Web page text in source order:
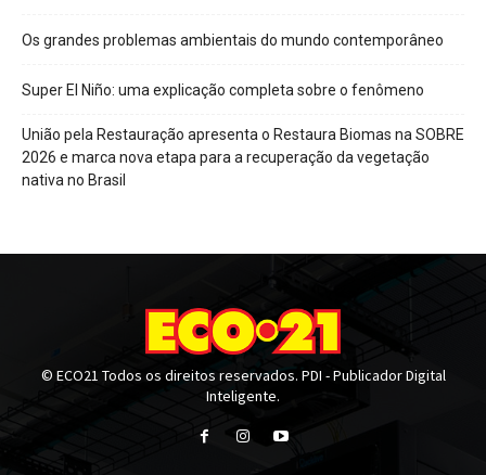
Os grandes problemas ambientais do mundo contemporâneo
Super El Niño: uma explicação completa sobre o fenômeno
União pela Restauração apresenta o Restaura Biomas na SOBRE
2026 e marca nova etapa para a recuperação da vegetação
nativa no Brasil
© ECO21 Todos os direitos reservados. PDI - Publicador Digital
Inteligente.